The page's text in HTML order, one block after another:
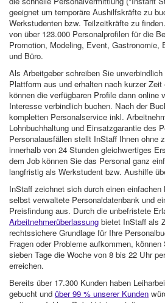
geeignet um temporäre Aushilfskräfte zu
Werkstudenten bzw. Teilzeitkräfte zu
von über 123.000 Personalprofilen für die
Promotion, Modeling, Event, Gastronomie,
und Büro.
Als Arbeitgeber schreiben Sie
Plattform aus und erhalten nach kurzer
können die verfügbaren Profile dann online
Interesse verbindlich buchen. Nach der
kompletten Personalservice inkl.
Lohnbuchhaltung und Einsatzgarantie des
Personalausfällen stellt InStaff Ihnen ohne
innerhalb von 24 Stunden gleichwertiges
dem Job können Sie das Personal ganz
langfristig als Werkstudent bzw. Aushilfe
InStaff zeichnet sich durch einen
selbst verwaltete Personaldatenbank und
Preisfindung aus. Durch die unbefristete
Arbeitnehmerüberlassung bietet InStaff als
rechtssichere Grundlage für Ihre
Fragen oder Probleme aufkommen,
sieben Tage die Woche von 8 bis 22 Uhr
erreichen.
Bereits über 17.300 Kunden haben
gebucht und über 99 % unserer Kunden